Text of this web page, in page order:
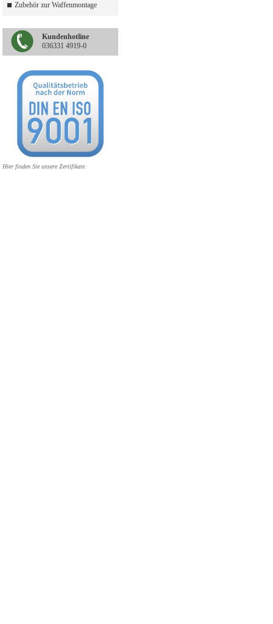
Zubehör zur Waffenmontage
Kundenhotline
036331 4919-0
Hier finden Sie unsere Zertifikate